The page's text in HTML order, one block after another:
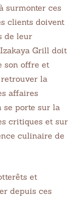
surmonter ces
clients doivent
de leur
Grill doit
son offre et
la
affaires
se porte sur la
critiques et sur
culinaire de
et
depuis ces